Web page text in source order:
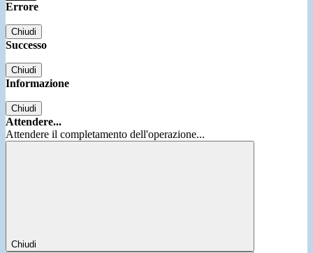
Errore
Chiudi
Successo
Chiudi
Informazione
Chiudi
Attendere...
Attendere il completamento dell'operazione...
Chiudi